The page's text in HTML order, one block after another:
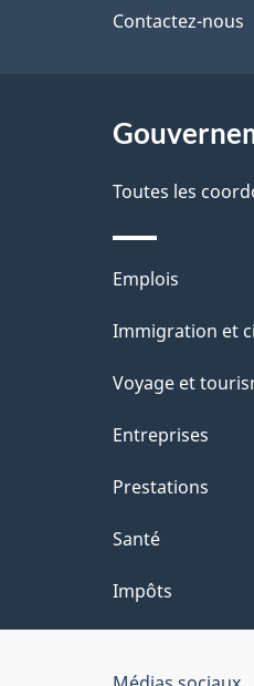
d
e
l
Contactez-nous
Toutes les
Thèmes
et
Emplois
Immigration et
Voyage et
Entreprises
Prestations
Santé
Impôts